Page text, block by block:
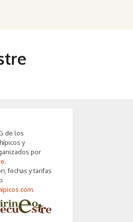
de los
y
por
.
fechas y tarifas
.